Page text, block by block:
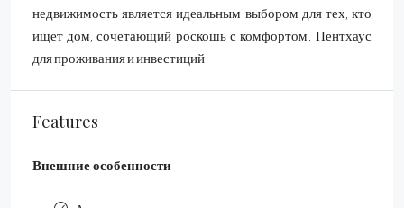
недвижимость является идеальным выбором для тех, кто
ищет дом, сочетающий роскошь с комфортом. Пентхаус
для проживания и инвестиций
Features
Внешние особенности